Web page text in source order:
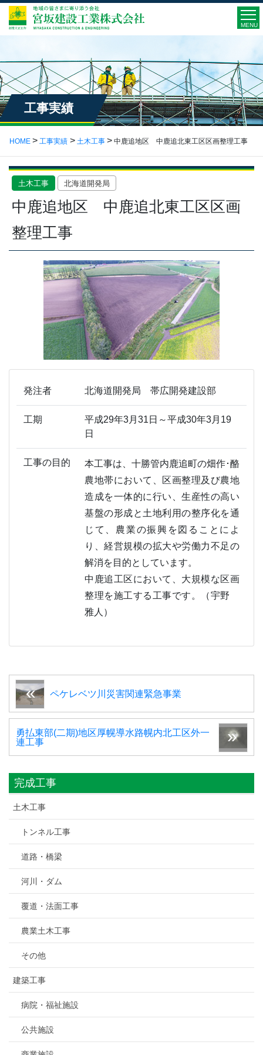
MENU
工事実績
HOME 工事実績 土木工事 中鹿追地区 中鹿追北東工区区画整理工事
土木工事 北海道開発局
中鹿追地区 中鹿追北東工区区画
整理工事
発注者 北海道開発局 帯広開発建設部
工期
平成29年3月31日～平成30年3月19
日
工事の目的
本工事は、十勝管内鹿追町の畑作･酪
農地帯において、区画整理及び農地
造成を一体的に行い、生産性の高い
基盤の形成と土地利用の整序化を通
じて、農業の振興を図ることによ
り、経営規模の拡大や労働力不足の
解消を目的としています。
中鹿追工区において、大規模な区画
整理を施工する工事です。（宇野
雅人）
ペケレベツ川災害関連緊急事業
勇払東部(二期)地区厚幌導水路幌内北工区外一
連工事
完成工事
土木工事
トンネル工事
道路・橋梁
河川・ダム
覆道・法面工事
農業土木工事
その他
建築工事
病院・福祉施設
公共施設